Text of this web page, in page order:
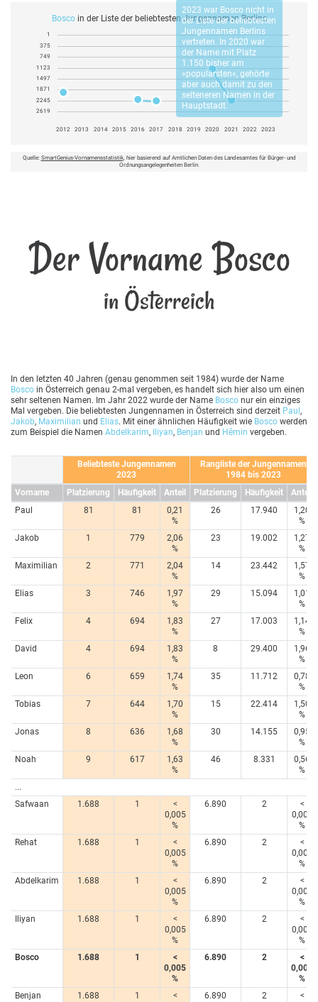
Boscoin der Liste der beliebtesten Jungennamen Berlins
2023 war Bosconicht in
der Liste der beliebtesten
Jungennamen Berlins
vertreten. In 2020 war
der Name mit Platz
1.150 bisher am
»populärsten«, gehörte
aber auch damit zu den
selteneren Namen in der
Hauptstadt.
1
375
749
1123
1497
1871
2245
2619
2012 2013 2014 2015 2016 2017 2018 2019 2020 2021 2022 2023
Quelle: SmartGenius-Vornamensstatistik, hier basierend auf Amtlichen Daten des Landesamtes für Bürger- und
Ordnungsangelegenheiten Berlin.
Der Vorname Bosco
in Österreich
In den letzten 40 Jahren (genau genommen seit 1984) wurde der Name
Bosco in Österreich genau 2-mal vergeben, es handelt sich hier also um einen
sehr seltenen Namen. Im Jahr 2022 wurde der Name Bosco nur ein einziges
Mal vergeben. Die beliebtesten Jungennamen in Österreich sind derzeit Paul,
Jakob, Maximilian und Elias. Mit einer ähnlichen Häufigkeit wie Bosco werden
zum Beispiel die Namen Abdelkarim, Iliyan, Benjan und Hêmin vergeben.
Beliebteste Jungennamen
2023
Rangliste der Jungennamen
1984 bis 2023
Vorname
Platzierung Häufigkeit Anteil Platzierung Häufigkeit
Anteil
Paul
81 81
0,21
%
26 17.940
1,20
%
Jakob
1 779
2,06
%
23 19.002
1,27
%
Maximilian
2 771
2,04
%
14 23.442
1,57
%
Elias
3 746
1,97
%
29 15.094
1,01
%
Felix
4 694
1,83
%
27 17.003
1,14
%
David
4 694
1,83
%
8 29.400
1,96
%
Leon
6 659
1,74
%
35 11.712
0,78
%
Tobias
7 644
1,70
%
15 22.414
1,50
%
Jonas
8 636
1,68
%
30 14.155
0,95
%
Noah
9 617
1,63
%
46 8.331
0,56
%
...
Safwaan
1.688 1
<
0,005
%
6.890 2
<
0,005
%
Rehat
1.688 1
<
0,005
%
6.890 2
<
0,005
%
Abdelkarim
1.688 1
<
0,005
%
6.890 2
<
0,005
%
Iliyan
1.688 1
<
0,005
%
6.890 2
<
0,005
%
Bosco
1.688 1
<
0,005
%
6.890 2
<
0,005
%
Benjan
1.688 1
<
6.890 2
<